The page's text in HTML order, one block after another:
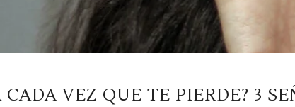
VEZ QUE TE PIERDE? 3